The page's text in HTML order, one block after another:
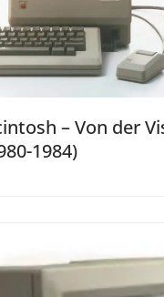
– Von der
1984)